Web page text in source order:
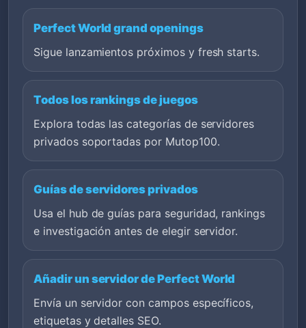
Perfect World grand openings
Sigue lanzamientos próximos y fresh starts.
Todos los rankings de juegos
Explora todas las categorías de servidores
privados soportadas por Mutop100.
Guías de servidores privados
Usa el hub de guías para seguridad, rankings
e investigación antes de elegir servidor.
Añadir un servidor de Perfect World
Envía un servidor con campos específicos,
etiquetas y detalles SEO.